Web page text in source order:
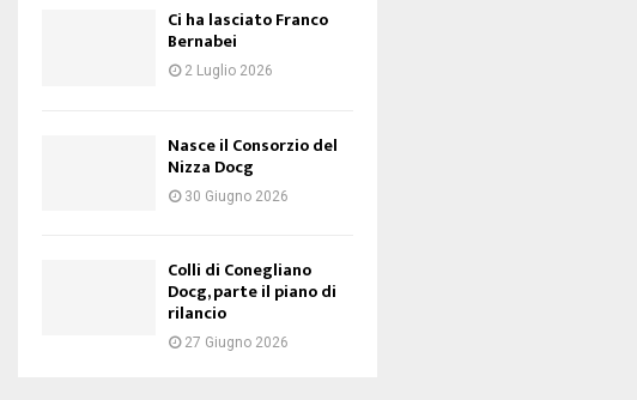
Ci ha lasciato Franco
Bernabei
2 Luglio 2026
Nasce il Consorzio del
Nizza Docg
30 Giugno 2026
Colli di Conegliano
Docg, parte il piano di
rilancio
27 Giugno 2026